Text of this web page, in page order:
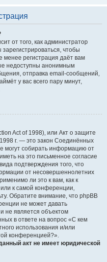
от того, как администратор
чтобы
регистрация даёт вам
недоступны анонимным
отправка email-сообщений,
у вас всего пару минут,
Act of 1998), или Акт о защите
г. — это закон Соединённых
могут собирать информацию от
на это письменное согласие
подтверждения того, что
от несовершеннолетних
ли это к вам, как к
к самой конференции,
Обратите внимание, что phpBB
не может давать
не является объектом
в ответе на вопрос «С кем
использования и/или
конференцией?».
акт не имеет юридической